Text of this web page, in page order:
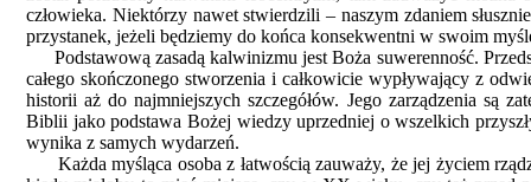
człowieka. Niektórzy nawet stwierdzili – naszym zdaniem
przystanek, jeżeli będziemy do końca konsekwentni w swoim
Podstawową zasadą kalwinizmu jest Boża suwerenność.
całego skończonego stworzenia i całkowicie wypływający z
historii aż do najmniejszych szczegółów. Jego zarządzenia są
Biblii jako podstawa Bożej wiedzy uprzedniej o wszelkich
wynika z samych wydarzeń.
Każda myśląca osoba z łatwością zauważy, że jej życiem